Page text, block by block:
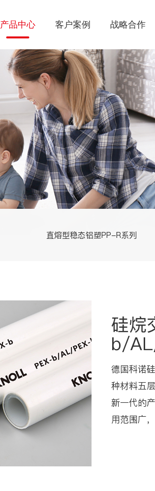
产品中心 客户案例 战略合作
直熔型稳态铝塑PP-R系列
硅烷
b/
德国科诺
种材料五
新一代的
用范围广